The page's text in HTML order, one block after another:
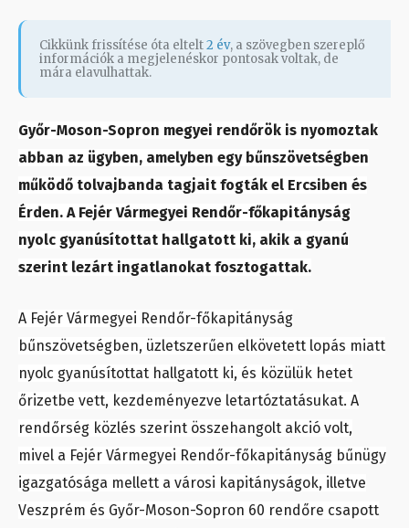
Cikkünk frissítése óta eltelt2 év, a szövegben szereplő
információk a megjelenéskor pontosak voltak, de
mára elavulhattak.
Győr-Moson-Sopron megyei rendőrök is nyomoztak
abban az ügyben, amelyben egy bűnszövetségben
működő tolvajbanda tagjait fogták el Ercsiben és
Érden. A Fejér Vármegyei Rendőr-főkapitányság
nyolc gyanúsítottat hallgatott ki, akik a gyanú
szerint lezárt ingatlanokat fosztogattak.
A Fejér Vármegyei Rendőr-főkapitányság
bűnszövetségben, üzletszerűen elkövetett lopás miatt
nyolc gyanúsítottat hallgatott ki, és közülük hetet
őrizetbe vett, kezdeményezve letartóztatásukat. A
rendőrség közlés szerint összehangolt akció volt,
mivel a Fejér Vármegyei Rendőr-főkapitányság bűnügy
igazgatósága mellett a városi kapitányságok, illetve
Veszprém és Győr-Moson-Sopron 60 rendőre csapott